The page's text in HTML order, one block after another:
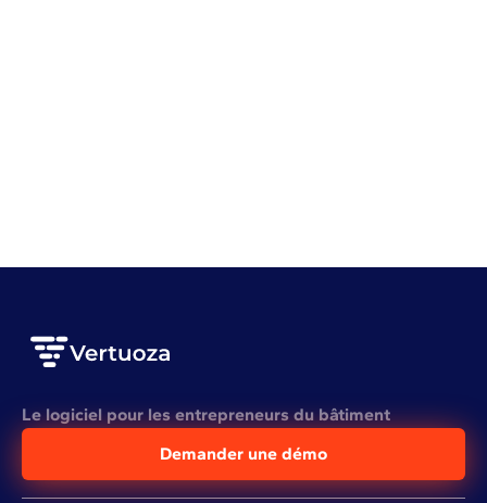
Le logiciel pour les entrepreneurs du bâtiment
Demander une démo